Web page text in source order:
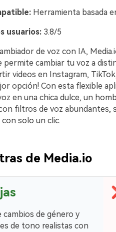
Herramienta basada
usuarios:3.8/5
de voz con IA,
permite cambiar tu voz a
videos en Instagram,
opción! Con esta flexible
en una chica dulce, un
filtros de voz abundantes,
solo un clic.
de Media.io
cambios de género y
de tono realistas con